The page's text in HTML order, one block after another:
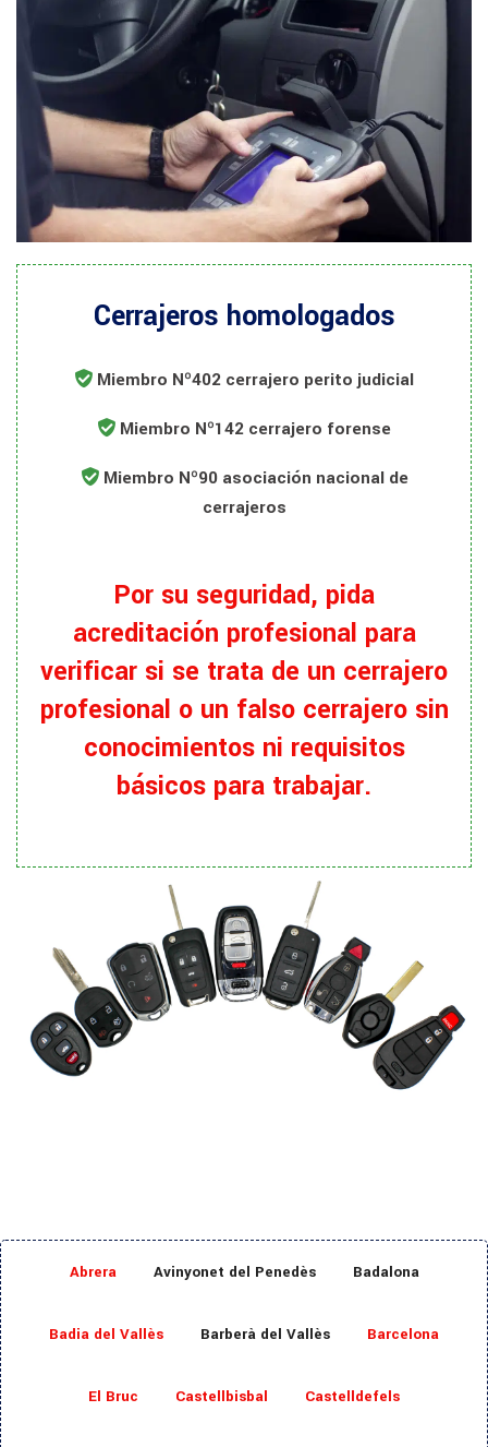
Cerrajeros homologados
Miembro Nº402 cerrajero perito judicial
Miembro Nº142 cerrajero forense
Miembro Nº90 asociación nacional de
cerrajeros
Por su seguridad, pida
acreditación profesional para
verificar si se trata de un cerrajero
profesional o un falso cerrajero sin
conocimientos ni requisitos
básicos para trabajar.
Abrera Avinyonet del Penedès Badalona
Badia del Vallès Barberà del Vallès Barcelona
El Bruc Castellbisbal Castelldefels